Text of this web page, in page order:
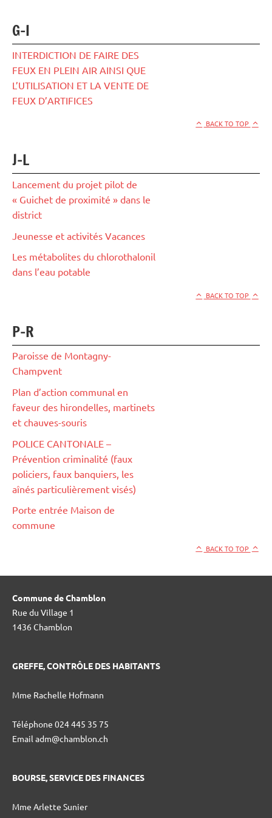
G-I
INTERDICTION DE FAIRE DES
FEUX EN PLEIN AIR AINSI QUE
L’UTILISATION ET LA VENTE DE
FEUX D’ARTIFICES
BACK TO TOP
J-L
Lancement du projet pilot de
« Guichet de proximité » dans le
district
Jeunesse et activités Vacances
Les métabolites du chlorothalonil
dans l’eau potable
BACK TO TOP
P-R
Paroisse de Montagny-
Champvent
Plan d’action communal en
faveur des hirondelles, martinets
et chauves-souris
POLICE CANTONALE –
Prévention criminalité (faux
policiers, faux banquiers, les
aînés particulièrement visés)
Porte entrée Maison de
commune
BACK TO TOP
Commune de Chamblon
Rue du Village 1
1436 Chamblon
GREFFE, CONTRÔLE DES HABITANTS
Mme Rachelle Hofmann
Téléphone 024 445 35 75
Email adm@chamblon.ch
BOURSE, SERVICE DES FINANCES
Mme Arlette Sunier